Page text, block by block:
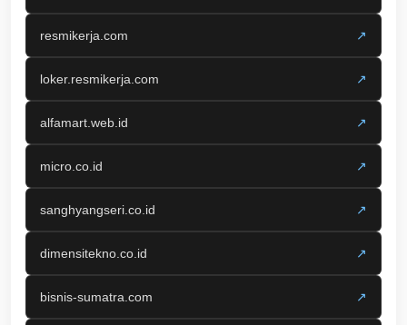
resmikerja.com ↗
loker.resmikerja.com ↗
alfamart.web.id ↗
micro.co.id ↗
sanghyangseri.co.id ↗
dimensitekno.co.id ↗
bisnis-sumatra.com ↗